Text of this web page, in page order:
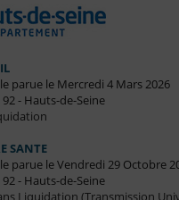
parue le Mercredi 4 Mars 2026
- Hauts-de-Seine
SANTE
parue le Vendredi 29 Octobre
- Hauts-de-Seine
Liquidation (Transmission